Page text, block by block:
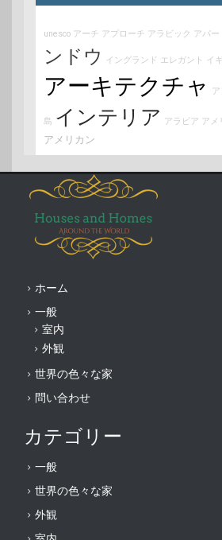
unesco アーチ アプローチ アラビック アパー
ンドウ
イングランド エレガント イ
アーキテクチャ
島 インテリア アラビア アメ
アメリカン
ホーム
一般
室内
外観
世界の色々な家
問い合わせ
カテゴリー
一般
世界の色々な家
外観